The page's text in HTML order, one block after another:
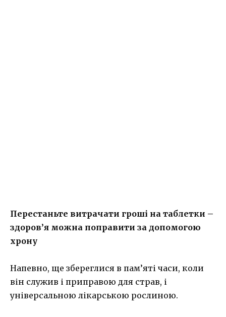
Перестаньте витрачати гроші на таблетки –
здоров’я можна поправити за допомогою
хрону
Напевно, ще збереглися в пам’яті часи, коли
він служив і приправою для страв, і
універсальною лікарською рослиною.